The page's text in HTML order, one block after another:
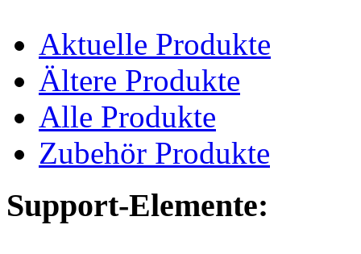
Aktuelle Produkte
Ältere Produkte
Alle Produkte
Zubehör Produkte
Support-Elemente: